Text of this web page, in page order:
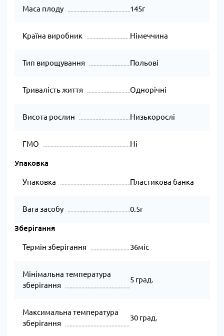
Маса плоду 145г
Країна виробник Німеччина
Тип вирощування Польові
Тривалість життя Однорічні
Висота рослин Низькорослі
ГМО Ні
Упаковка
Упаковка Пластикова банка
Вага засобу 0.5г
Зберігання
Термін зберігання 36міс
Мінімальна температура
зберігання
5 град.
Максимальна температура
зберігання
30 град.